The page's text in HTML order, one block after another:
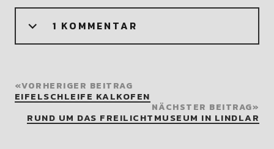
1 KOMMENTAR
VORHERIGER BEITRAG
EIFELSCHLEIFE KALKOFEN
NÄCHSTER BEITRAG
RUND UM DAS FREILICHTMUSEUM IN LINDLAR